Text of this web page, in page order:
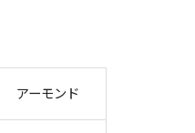
アーモンド